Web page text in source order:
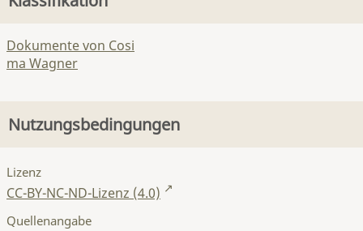
Dokumente von Cosi
ma Wagner
Nutzungsbedingungen
Lizenz
CC-BY-NC-ND-Lizenz (4.0)
Quellenangabe